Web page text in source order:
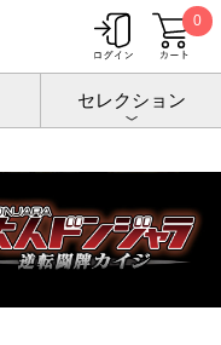
0
セレクション